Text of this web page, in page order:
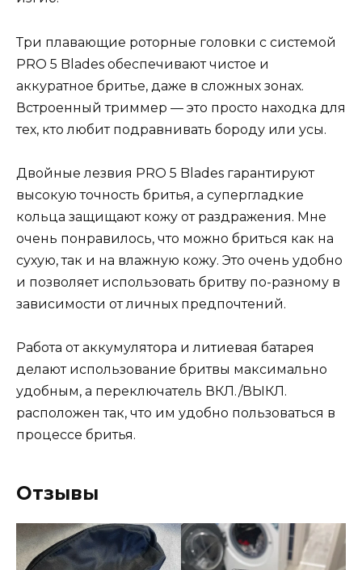
Три плавающие роторные головки с системой
PRO 5 Blades обеспечивают чистое и
аккуратное бритье, даже в сложных зонах.
Встроенный триммер — это просто находка для
тех, кто любит подравнивать бороду или усы.
Двойные лезвия PRO 5 Blades гарантируют
высокую точность бритья, а супергладкие
кольца защищают кожу от раздражения. Мне
очень понравилось, что можно бриться как на
сухую, так и на влажную кожу. Это очень удобно
и позволяет использовать бритву по-разному в
зависимости от личных предпочтений.
Работа от аккумулятора и литиевая батарея
делают использование бритвы максимально
удобным, а переключатель ВКЛ./ВЫКЛ.
расположен так, что им удобно пользоваться в
процессе бритья.
Отзывы